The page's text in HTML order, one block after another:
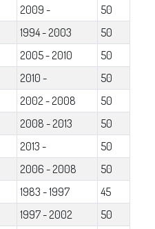
2009 -
50
1994 - 2003
50
2005 - 2010
50
2010 -
50
2002 - 2008
50
2008 - 2013
50
2013 -
50
2006 - 2008
50
1983 - 1997
45
1997 - 2002
50